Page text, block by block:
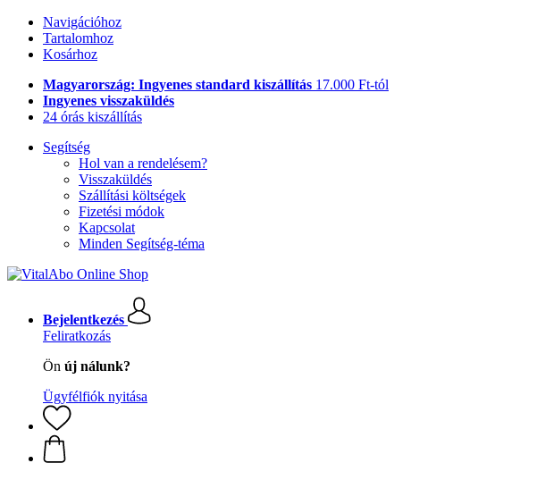
Navigációhoz
Tartalomhoz
Kosárhoz
Magyarország: Ingyenes standard kiszállítás 17.000 Ft-tól
Ingyenes visszaküldés
24 órás kiszállítás
Segítség
Hol van a rendelésem?
Visszaküldés
Szállítási költségek
Fizetési módok
Kapcsolat
Minden Segítség-téma
Bejelentkezés
Feliratkozás
Ön új nálunk?
Ügyfélfiók nyitása